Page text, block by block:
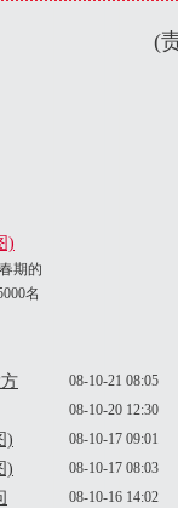
(
)
期的
名
08-10-21 08:05
08-10-20 12:30
08-10-17 09:01
)
08-10-17 08:03
)
08-10-16 14:02